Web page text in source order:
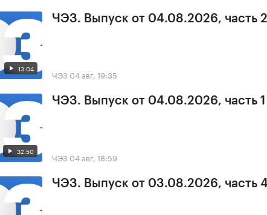
13:04
ЧЭЗ. Выпуск от 04.08.2026, часть 2
ЧЭЗ 04 авг, 19:35
32:50
ЧЭЗ. Выпуск от 04.08.2026, часть 1
ЧЭЗ 04 авг, 18:59
ЧЭЗ. Выпуск от 03.08.2026, часть